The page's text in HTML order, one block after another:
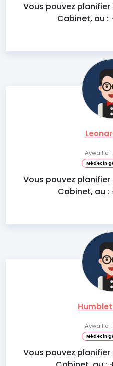
Vous pouvez planifier
Cabinet, au :
Aywaille
Médecin
Vous pouvez planifier
Cabinet, au :
Aywaille
Médecin
Vous pouvez planifier